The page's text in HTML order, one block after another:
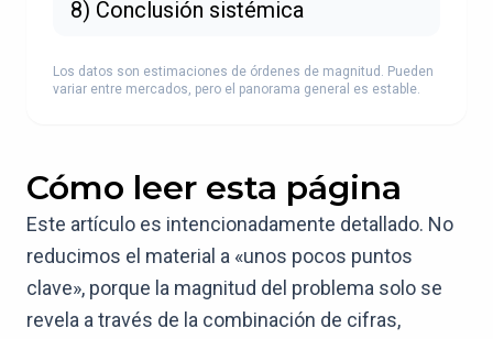
8) Conclusión sistémica
Los datos son estimaciones de órdenes de magnitud. Pueden
variar entre mercados, pero el panorama general es estable.
Cómo leer esta página
Este artículo es intencionadamente detallado. No
reducimos el material a «unos pocos puntos
clave», porque la magnitud del problema solo se
revela a través de la combinación de cifras,